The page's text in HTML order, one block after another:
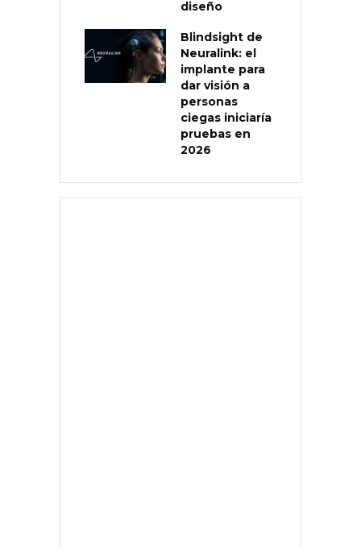
diseño
Blindsight de
Neuralink: el
implante para
dar visión a
personas
ciegas iniciaría
pruebas en
2026